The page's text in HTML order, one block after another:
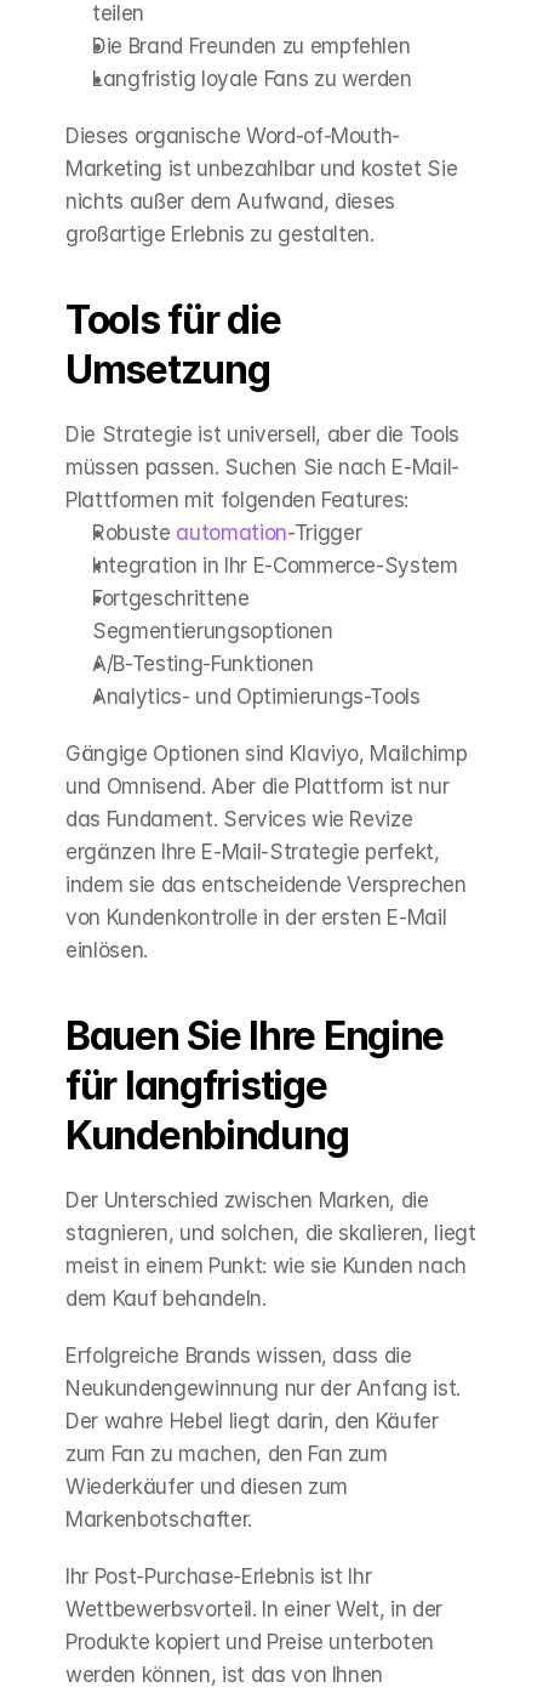
teilen
Die Brand Freunden zu empfehlen
Langfristig loyale Fans zu werden
Dieses organische Word-of-Mouth-
Marketing ist unbezahlbar und kostet Sie
nichts außer dem Aufwand, dieses
großartige Erlebnis zu gestalten.
Tools für die
Umsetzung
Die Strategie ist universell, aber die Tools
müssen passen. Suchen Sie nach E-Mail-
Plattformen mit folgenden Features:
Robuste automation-Trigger
Integration in Ihr E-Commerce-System
Fortgeschrittene
Segmentierungsoptionen
A/B-Testing-Funktionen
Analytics- und Optimierungs-Tools
Gängige Optionen sind Klaviyo, Mailchimp
und Omnisend. Aber die Plattform ist nur
das Fundament. Services wie Revize
ergänzen Ihre E-Mail-Strategie perfekt,
indem sie das entscheidende Versprechen
von Kundenkontrolle in der ersten E-Mail
einlösen.
Bauen Sie Ihre Engine
für langfristige
Kundenbindung
Der Unterschied zwischen Marken, die
stagnieren, und solchen, die skalieren, liegt
meist in einem Punkt: wie sie Kunden nach
dem Kauf behandeln.
Erfolgreiche Brands wissen, dass die
Neukundengewinnung nur der Anfang ist.
Der wahre Hebel liegt darin, den Käufer
zum Fan zu machen, den Fan zum
Wiederkäufer und diesen zum
Markenbotschafter.
Ihr Post-Purchase-Erlebnis ist Ihr
Wettbewerbsvorteil. In einer Welt, in der
Produkte kopiert und Preise unterboten
werden können, ist das von Ihnen